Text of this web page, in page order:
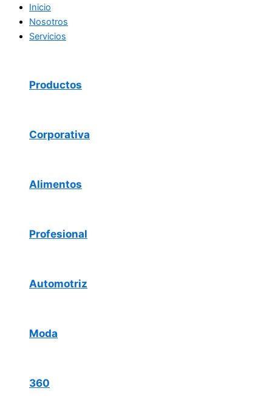
Inicio
Nosotros
Servicios
Productos
Corporativa
Alimentos
Profesional
Automotriz
Moda
360